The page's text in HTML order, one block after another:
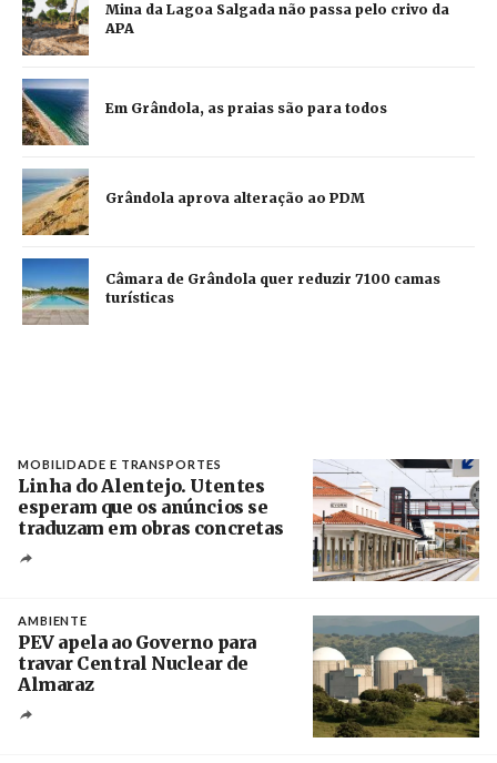
Mina da Lagoa Salgada não passa pelo crivo da
APA
Em Grândola, as praias são para todos
Grândola aprova alteração ao PDM
Câmara de Grândola quer reduzir 7100 camas
turísticas
MOBILIDADE E TRANSPORTES
Linha do Alentejo. Utentes
esperam que os anúncios se
traduzam em obras concretas
AMBIENTE
PEV apela ao Governo para
travar Central Nuclear de
Almaraz